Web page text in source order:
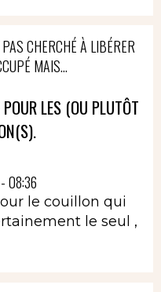
CHERCHÉ À LIBÉRER
MAIS...
LES (OU PLUTÔT
08:36
le couillon qui
le seul ,